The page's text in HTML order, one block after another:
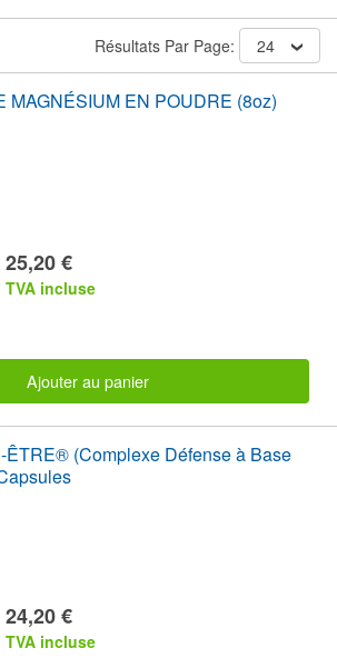
Résultats Par Page: 24
MAGNÉSIUM EN POUDRE (8oz)
25,20 €
TVA incluse
Ajouter au panier
ÊTRE® (Complexe Défense à Base
24,20 €
TVA incluse